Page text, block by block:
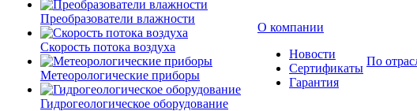
Преобразователи влажности
Скорость потока воздуха
Метеорологические приборы
Гидрогеологическое оборудование
О компании
Новости
Сертификаты
Гарантия
По